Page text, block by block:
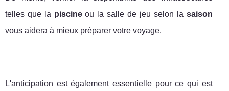
telles que la piscineou la salle de jeu selon la saison
vous aidera à mieux préparer votre voyage.
L'anticipation est également essentielle pour ce qui est